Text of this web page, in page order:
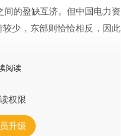
间的盈缺互济。但中国电力资
少，东部则恰恰相反，因此
阅读
权限
升级